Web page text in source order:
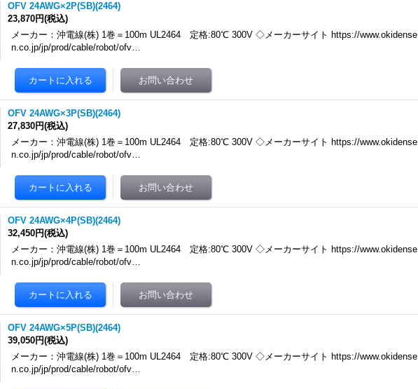
OFV 24AWG×2P(SB)(2464)
23,870円(税込)
メーカー：沖電線(株) 1巻＝100m UL2464 定格:80℃ 300V ◇メーカーサイト https://www.okidense
n.co.jp/jp/prod/cable/robot/ofv…
OFV 24AWG×3P(SB)(2464)
27,830円(税込)
メーカー：沖電線(株) 1巻＝100m UL2464 定格:80℃ 300V ◇メーカーサイト https://www.okidense
n.co.jp/jp/prod/cable/robot/ofv…
OFV 24AWG×4P(SB)(2464)
32,450円(税込)
メーカー：沖電線(株) 1巻＝100m UL2464 定格:80℃ 300V ◇メーカーサイト https://www.okidense
n.co.jp/jp/prod/cable/robot/ofv…
OFV 24AWG×5P(SB)(2464)
39,050円(税込)
メーカー：沖電線(株) 1巻＝100m UL2464 定格:80℃ 300V ◇メーカーサイト https://www.okidense
n.co.jp/jp/prod/cable/robot/ofv…